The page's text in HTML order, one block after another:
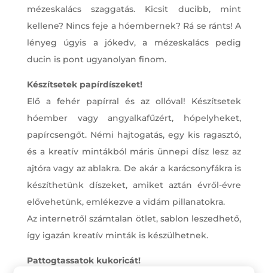
mézeskalács szaggatás. Kicsit ducibb, mint
kellene? Nincs feje a hóembernek? Rá se ránts! A
lényeg úgyis a jókedv, a mézeskalács pedig
ducin is pont ugyanolyan finom.
Készítsetek papírdíszeket!
Elő a fehér papírral és az ollóval! Készítsetek
hóember vagy angyalkafűzért, hópelyheket,
papírcsengőt. Némi hajtogatás, egy kis ragasztó,
és a kreatív mintákból máris ünnepi dísz lesz az
ajtóra vagy az ablakra. De akár a karácsonyfákra is
készíthetünk díszeket, amiket aztán évről-évre
elővehetünk, emlékezve a vidám pillanatokra.
Az internetről számtalan ötlet, sablon leszedhető,
így igazán kreatív minták is készülhetnek.
Pattogtassatok kukoricát!